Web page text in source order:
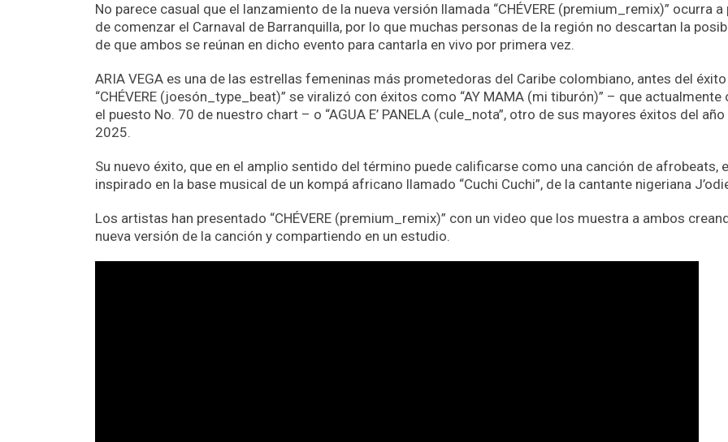
No parece casual que el lanzamiento de la nueva versión llamada “CHÉVERE (premium_remix)” ocurra a
de comenzar el Carnaval de Barranquilla, por lo que muchas personas de la región no descartan la
de que ambos se reúnan en dicho evento para cantarla en vivo por primera vez.
ARIA VEGA es una de las estrellas femeninas más prometedoras del Caribe colombiano, antes del
“CHÉVERE (joesón_type_beat)” se viralizó con éxitos como “AY MAMA (mi tiburón)” – que actualmente
el puesto No. 70 de nuestro chart – o “AGUA E’ PANELA (cule_nota”, otro de sus mayores éxitos del año
2025.
Su nuevo éxito, que en el amplio sentido del término puede calificarse como una canción de afrobeats,
inspirado en la base musical de un kompá africano llamado “Cuchi Cuchi”, de la cantante nigeriana
Los artistas han presentado “CHÉVERE (premium_remix)” con un video que los muestra a ambos
nueva versión de la canción y compartiendo en un estudio.